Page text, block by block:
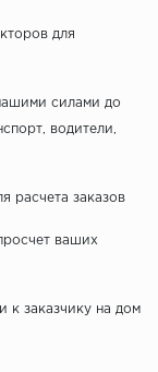
для
силами до
водители,
расчета заказов
ваших
к заказчику на дом